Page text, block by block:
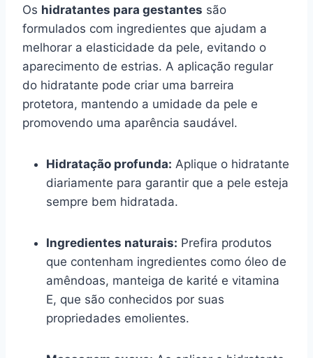
Os hidratantes para gestantes são
formulados com ingredientes que ajudam a
melhorar a elasticidade da pele, evitando o
aparecimento de estrias. A aplicação regular
do hidratante pode criar uma barreira
protetora, mantendo a umidade da pele e
promovendo uma aparência saudável.
Hidratação profunda: Aplique o hidratante
diariamente para garantir que a pele esteja
sempre bem hidratada.
Ingredientes naturais: Prefira produtos
que contenham ingredientes como óleo de
amêndoas, manteiga de karité e vitamina
E, que são conhecidos por suas
propriedades emolientes.